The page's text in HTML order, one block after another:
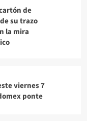
de
su trazo
la mira
viernes 7
ponte